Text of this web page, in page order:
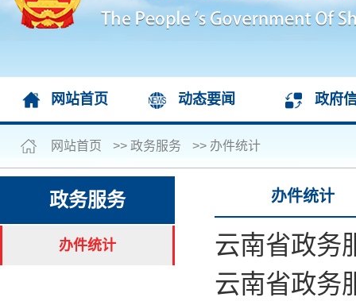
网站首页 动态要闻 政府
网站首页 >> 政务服务 >> 办件统计
政务服务
办件统计
办件统计
云南省政务
云南省政务